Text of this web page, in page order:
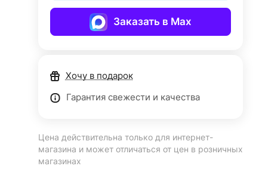
Заказать в Max
Хочу в подарок
Гарантия свежести и качества
Цена действительна только для интернет-
магазина и может отличаться от цен в розничных
магазинах